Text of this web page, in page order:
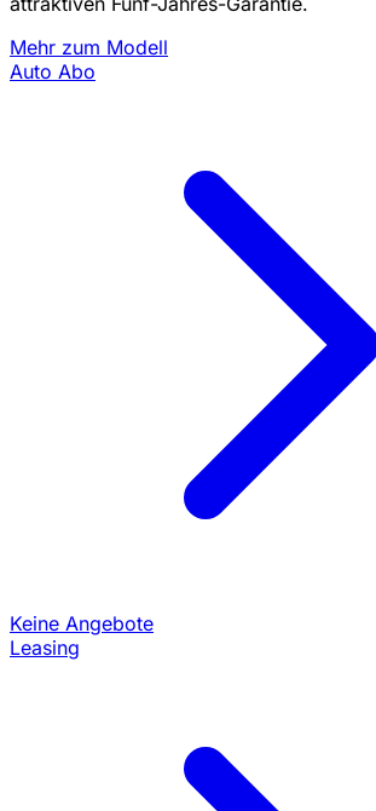
Mehr zum Modell
Auto Abo
Keine Angebote
Leasing